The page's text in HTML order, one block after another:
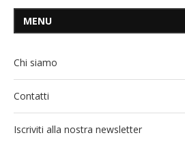
MENU
Chi siamo
Contatti
Iscriviti alla nostra newsletter